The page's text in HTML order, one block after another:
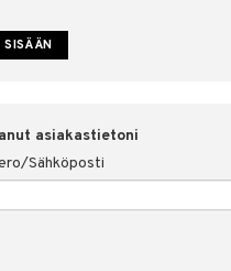
asiakastietoni
Sähköposti